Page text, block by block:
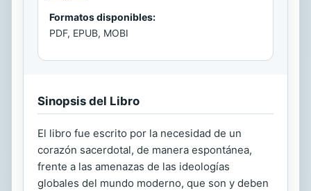
Formatos disponibles:
PDF, EPUB, MOBI
Sinopsis del Libro
El libro fue escrito por la necesidad de un
corazón sacerdotal, de manera espontánea,
frente a las amenazas de las ideologías
globales del mundo moderno, que son y deben